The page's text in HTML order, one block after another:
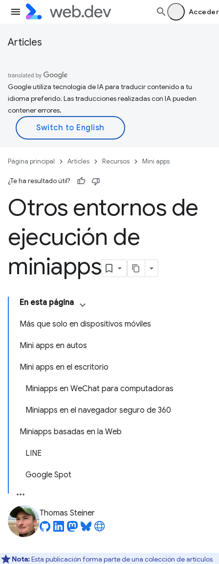
Acceder
Articles
Google utiliza tecnología de IA para traducir contenido a tu
idioma preferido. Las traducciones realizadas con IA pueden
contener errores.
Página principal Articles Recursos Mini apps
¿Te ha resultado útil?
Otros entornos de
ejecución de
miniapps
En esta página
Más que solo en dispositivos móviles
Mini apps en autos
Mini apps en el escritorio
Miniapps en WeChat para computadoras
Miniapps en el navegador seguro de 360
Miniapps basadas en la Web
LINE
Google Spot
Thomas Steiner
Nota:Esta publicación forma parte de una colección de artículos